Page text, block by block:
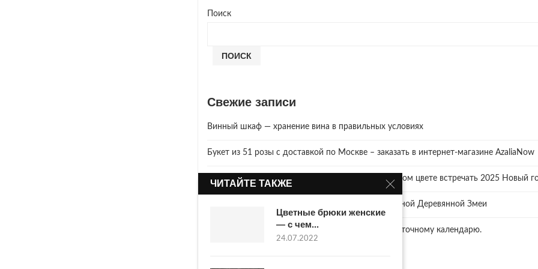
Поиск
ПОИСК
Свежие записи
Винный шкаф — хранение вина в правильных условиях
Букет из 51 розы с доставкой по Москве – заказать в интернет-магазине AzaliaNow
Год Зеленой Деревянной Змеи. Что надеть? В каком цвете встречать 2025 Новый
2025 год. Где и как правильно отмечать год Зелёной Деревянной Змеи
Что год грядущий нам готовит… 2025 год по восточному календарю.
ЧИТАЙТЕ ТАКЖЕ
Цветные брюки женские
— с чем...
24.07.2022